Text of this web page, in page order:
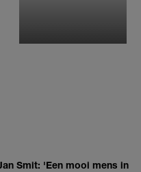
Smit: 'Een mooi mens in